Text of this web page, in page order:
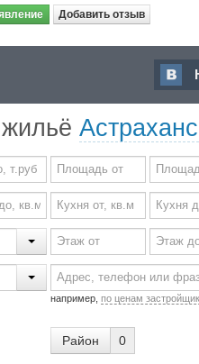
Добавить отзыв
например, по ценам
Район 0